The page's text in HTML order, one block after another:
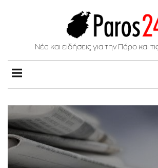
Νέα και ειδήσεις για την Πάρο και